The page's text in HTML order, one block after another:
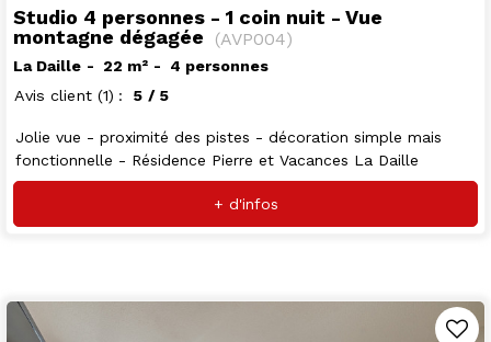
Studio 4 personnes - 1 coin nuit - Vue
montagne dégagée
(AVP004)
La Daille 22 m²
4 personnes
Avis client (1) 5 / 5
Jolie vue - proximité des pistes - décoration simple mais
fonctionnelle - Résidence Pierre et Vacances La Daille
+ d'infos